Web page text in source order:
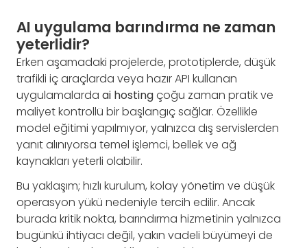
AI uygulama barındırma ne zaman
yeterlidir?
Erken aşamadaki projelerde, prototiplerde, düşük
trafikli iç araçlarda veya hazır API kullanan
uygulamalarda ai hostingçoğu zaman pratik ve
maliyet kontrollü bir başlangıç sağlar. Özellikle
model eğitimi yapılmıyor, yalnızca dış servislerden
yanıt alınıyorsa temel işlemci, bellek ve ağ
kaynakları yeterli olabilir.
Bu yaklaşım; hızlı kurulum, kolay yönetim ve düşük
operasyon yükü nedeniyle tercih edilir. Ancak
burada kritik nokta, barındırma hizmetinin yalnızca
bugünkü ihtiyacı değil, yakın vadeli büyümeyi de